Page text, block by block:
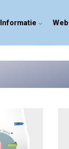
Informatie